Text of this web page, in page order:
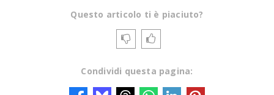
Questo articolo ti è piaciuto?
Condividi questa pagina: